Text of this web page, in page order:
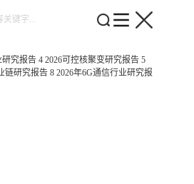
研究报告 4 2026可控核聚变研究报告 5
链研究报告 8 2026年6G通信行业研究报